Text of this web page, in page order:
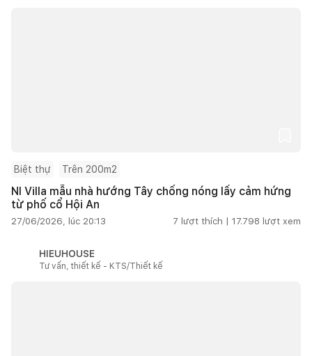
Biệt thự Trên 200m2
NI Villa mẫu nhà hướng Tây chống nóng lấy cảm hứng
từ phố cổ Hội An
27/06/2026, lúc 20:13 7 lượt thích | 17.798 lượt xem
HIEUHOUSE
Tư vấn, thiết kế - KTS/Thiết kế